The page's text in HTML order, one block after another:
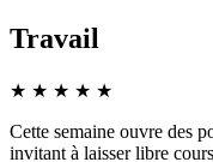
Travail
★ ★ ★ ★ ★
Cette semaine ouvre des
invitant à laisser libre